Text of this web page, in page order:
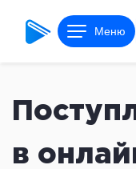
Меню
в